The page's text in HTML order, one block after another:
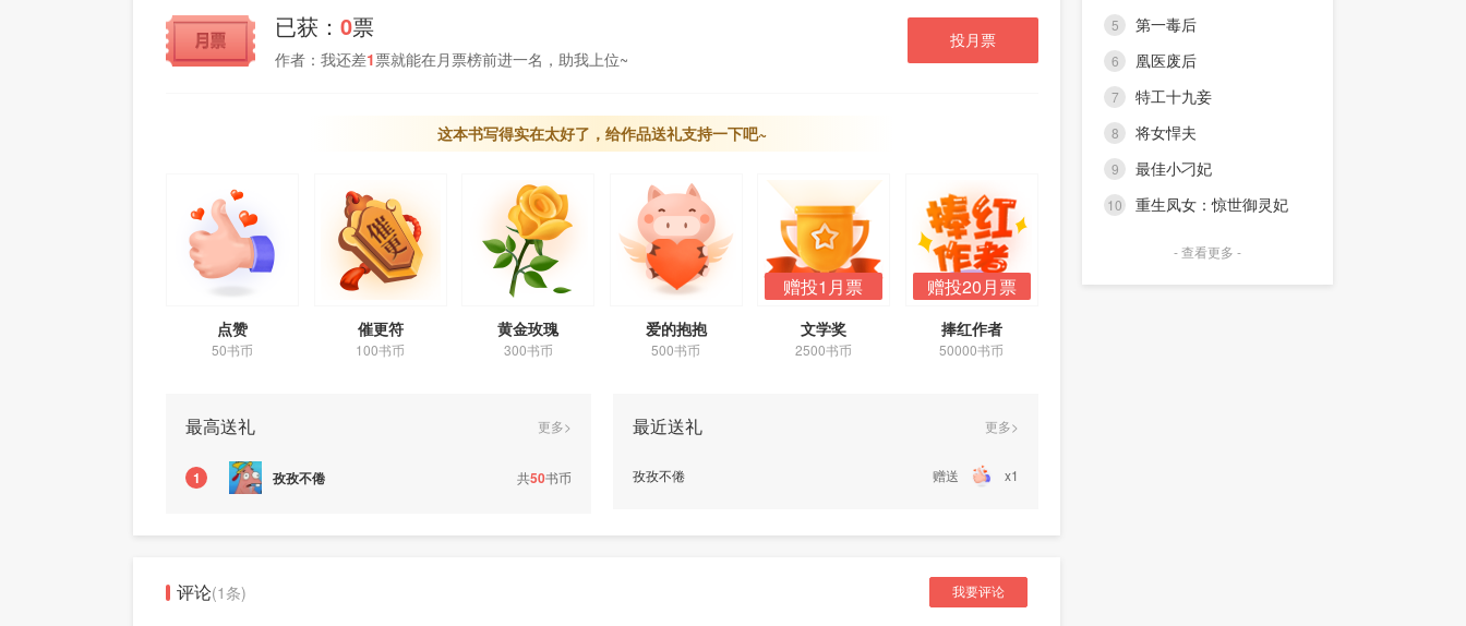
已获： 0票
作者：我还差1票就能在月票榜前进一名，助我上位~
投月票
这本书写得实在太好了，给作品送礼支持一下吧~
点赞
50书币
催更符
100书币
黄金玫瑰
300书币
爱的抱抱
500书币
赠投1月票
文学奖
2500书币
赠投20月票
捧红作者
50000书币
最高送礼 更多>
1 孜孜不倦 共50书币
最近送礼 更多>
孜孜不倦 赠送 x1
评论(1条) 我要评论
暂且放她一马！ 第三十天后，
某男似乎忘了之前的种种仇怨——
“真好吃，娘子，你的厨艺称天
下第二，就没人敢称第一！” 第
四十天：“娘子，你的医术这么好，
你若称不上神医，天下间就只剩庸
医了！” 第五十天：“娘子……”
“你我已下山出寨，我不再是你
娘子！” 这一刻，他明白他将追
妻路漫漫……
暂且放她一马！ 第三十天后，
某男似乎忘了之前的种种仇怨——
“真好吃，娘子，你的厨艺称天
下第二，就没人敢称第一！” 第
四十天：“娘子，你的医术这么好，
你若称不上神医，天下间就只剩庸
医了！” 第五十天：“娘子……”
“你我已下山出寨，我不再是你
娘子！” 这一刻，他明白他将追
妻路漫漫……
5 第一毒后
6 凰医废后
7 特工十九妾
8 将女悍夫
9 最佳小刁妃
10 重生凤女：惊世御灵妃
- 查看更多 -